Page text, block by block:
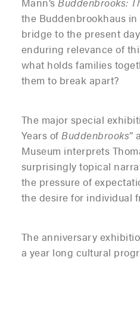
the Buddenbrookhaus
bridge to the present
enduring relevance of
what holds families
them to break apart?
The major special
Years ofBuddenbrooks”
Museum interprets
surprisingly topical
the pressure of
the desire for individual
The anniversary
a year long cultural